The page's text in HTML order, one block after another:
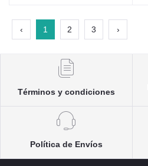
‹ 1 2 3 ›
Términos y condiciones
Política de Envíos